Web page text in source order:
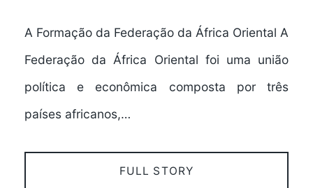
A Formação da Federação da África Oriental A
Federação da África Oriental foi uma união
política e econômica composta por três
países africanos,…
FULL STORY